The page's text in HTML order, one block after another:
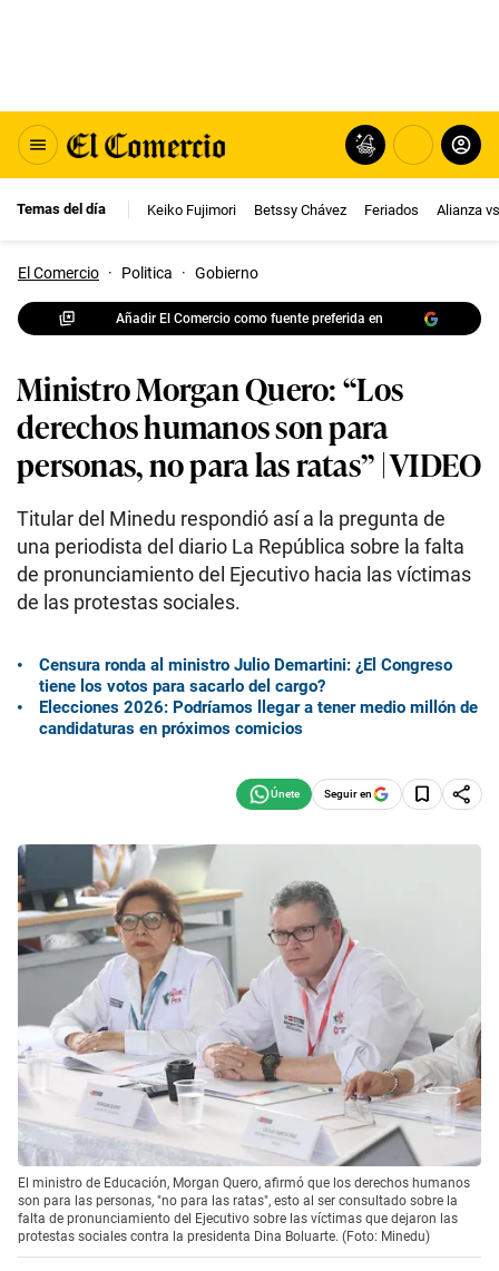
Temas del día Keiko Fujimori Betssy Chávez Feriados Alianza
El Comercio · Politica · Gobierno
Añadir El Comercio como fuente preferida en
Ministro Morgan Quero: “Los
derechos humanos son para
personas, no para las ratas” | VIDEO
Titular del Minedu respondió así a la pregunta de
una periodista del diario La República sobre la falta
de pronunciamiento del Ejecutivo hacia las víctimas
de las protestas sociales.
Censura ronda al ministro Julio Demartini: ¿El Congreso
tiene los votos para sacarlo del cargo?
Elecciones 2026: Podríamos llegar a tener medio millón de
candidaturas en próximos comicios
Seguir en
El ministro de Educación, Morgan Quero, afirmó que los derechos humanos
son para las personas, "no para las ratas", esto al ser consultado sobre la
falta de pronunciamiento del Ejecutivo sobre las víctimas que dejaron las
protestas sociales contra la presidenta Dina Boluarte. (Foto: Minedu)